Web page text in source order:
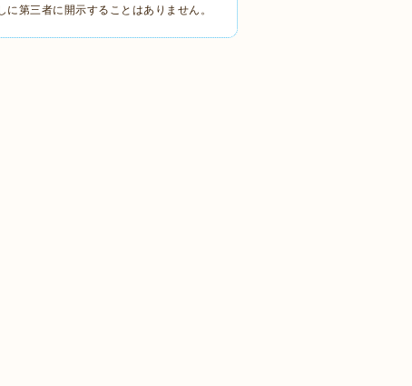
第三者に開示することはありません。